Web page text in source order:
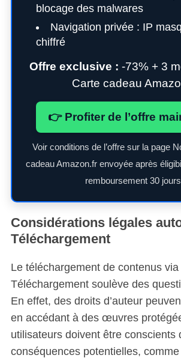
blocage des malwares
Navigation privée : IP
chiffré
Offre exclusive : -73% + 3
Carte cadeau
👉 Profiter de l’offre
Voir conditions de l’offre sur la page
cadeau Amazon.fr envoyée après
remboursement 30
Considérations légales
Téléchargement
Le téléchargement de contenus
Téléchargement soulève des
En effet, des droits d’auteur
en accédant à des œuvres
utilisateurs doivent être conscients
conséquences potentielles,